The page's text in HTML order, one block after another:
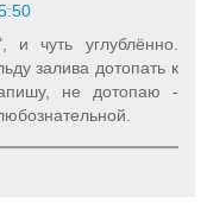
чуть углублённо.
залива дотопать к
не дотопаю -